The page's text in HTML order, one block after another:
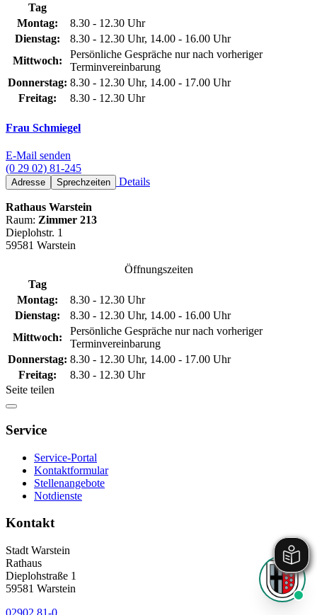
Tag
Montag:
8.30 - 12.30 Uhr
Dienstag:
8.30 - 12.30 Uhr, 14.00 - 16.00 Uhr
Mittwoch:
Persönliche Gespräche nur nach vorheriger
Terminvereinbarung
Donnerstag: 8.30 - 12.30 Uhr, 14.00 - 17.00 Uhr
Freitag:
8.30 - 12.30 Uhr
Frau Schmiegel
E-Mail senden
(0 29 02) 81-245
Adresse Sprechzeiten Details
Rathaus Warstein
Raum: Zimmer 213
Dieplohstr. 1
59581 Warstein
Öffnungszeiten
Tag
Montag:
8.30 - 12.30 Uhr
Dienstag:
8.30 - 12.30 Uhr, 14.00 - 16.00 Uhr
Mittwoch:
Persönliche Gespräche nur nach vorheriger
Terminvereinbarung
Donnerstag: 8.30 - 12.30 Uhr, 14.00 - 17.00 Uhr
Freitag:
8.30 - 12.30 Uhr
Seite teilen
Service
Service-Portal
Kontaktformular
Stellenangebote
Notdienste
Kontakt
Stadt Warstein
Rathaus
Dieplohstraße 1
59581 Warstein